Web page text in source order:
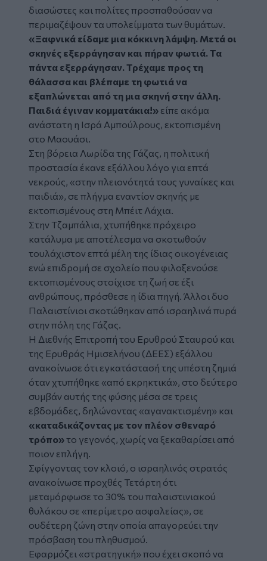
διασώστες και πολίτες προσπαθούσαν να
περιμαζέψουν τα υπολείμματα των θυμάτων.
«Ξαφνικά είδαμε μια κόκκινη λάμψη. Μετά οι
σκηνές εξερράγησαν και πήραν φωτιά. Τα
πάντα εξερράγησαν. Τρέχαμε προς τη
θάλασσα και βλέπαμε τη φωτιά να
εξαπλώνεται από τη μια σκηνή στην άλλη.
Παιδιά έγιναν κομματάκια!» είπε ακόμα
ανάστατη η Ισρά Αμπούλρους, εκτοπισμένη
στο Μαουάσι.
Στη βόρεια Λωρίδα της Γάζας, η πολιτική
προστασία έκανε εξάλλου λόγο για επτά
νεκρούς, «στην πλειονότητά τους γυναίκες και
παιδιά», σε πλήγμα εναντίον σκηνής με
εκτοπισμένους στη Μπέιτ Λάχια.
Στην Τζαμπάλια, χτυπήθηκε πρόχειρο
κατάλυμα με αποτέλεσμα να σκοτωθούν
τουλάχιστον επτά μέλη της ίδιας οικογένειας
ενώ επιδρομή σε σχολείο που φιλοξενούσε
εκτοπισμένους στοίχισε τη ζωή σε έξι
ανθρώπους, πρόσθεσε η ίδια πηγή. Άλλοι δυο
Παλαιστίνιοι σκοτώθηκαν από ισραηλινά πυρά
στην πόλη της Γάζας.
Η Διεθνής Επιτροπή του Ερυθρού Σταυρού και
της Ερυθράς Ημισελήνου (ΔΕΕΣ) εξάλλου
ανακοίνωσε ότι εγκατάστασή της υπέστη ζημιά
όταν χτυπήθηκε «από εκρηκτικά», στο δεύτερο
συμβάν αυτής της φύσης μέσα σε τρεις
εβδομάδες, δηλώνοντας «αγανακτισμένη» και
«καταδικάζοντας με τον πλέον σθεναρό
τρόπο»το γεγονός, χωρίς να ξεκαθαρίσει από
ποιον επλήγη.
Σφίγγοντας τον κλοιό, ο ισραηλινός στρατός
ανακοίνωσε προχθές Τετάρτη ότι
μεταμόρφωσε το 30% του παλαιστινιακού
θυλάκου σε «περίμετρο ασφαλείας», σε
ουδέτερη ζώνη στην οποία απαγορεύει την
πρόσβαση του πληθυσμού.
Εφαρμόζει «στρατηγική» που έχει σκοπό να